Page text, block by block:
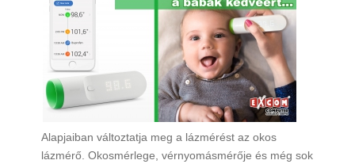
Alapjaiban változtatja meg a lázmérést az okos
lázmérő. Okosmérlege, vérnyomásmérője és még sok